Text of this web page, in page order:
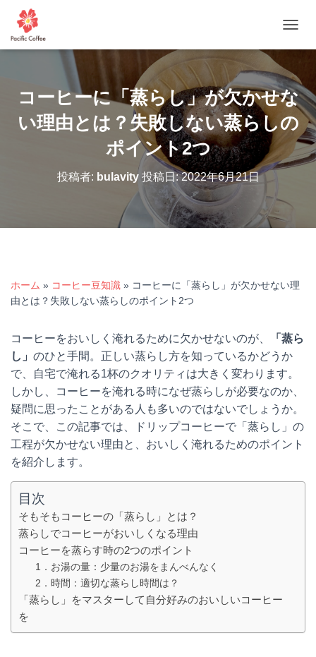
コーヒーに「蒸らし」が欠かせな
い理由とは？失敗しない蒸らしの
ポイント2つ
投稿者: bulavity投稿日:2022年6月21日
ホーム » コーヒー豆知識 » コーヒーに「蒸らし」が欠かせない理
由とは？失敗しない蒸らしのポイント2つ
コーヒーをおいしく淹れるために欠かせないのが、
「蒸ら
し」 のひと手間。正しい蒸らし方を知っているかどうか
で、自宅で淹れる1杯のクオリティは大きく変わります。
しかし、コーヒーを淹れる時になぜ蒸らしが必要なのか、
疑問に思ったことがある人も多いのではないでしょうか。
そこで、この記事では、ドリップコーヒーで「蒸らし」の
工程が欠かせない理由と、おいしく淹れるためのポイント
を紹介します。
目次
そもそもコーヒーの「蒸らし」とは？
蒸らしでコーヒーがおいしくなる理由
コーヒーを蒸らす時の2つのポイント
1．お湯の量：少量のお湯をまんべんなく
2．時間：適切な蒸らし時間は？
「蒸らし」をマスターして自分好みのおいしいコーヒー
を